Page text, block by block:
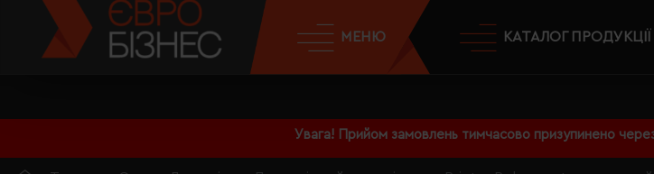
Увага! Прийом замовлень тимчасово призупинено
МЕНЮ КАТАЛОГ ПРОДУКЦІЇ